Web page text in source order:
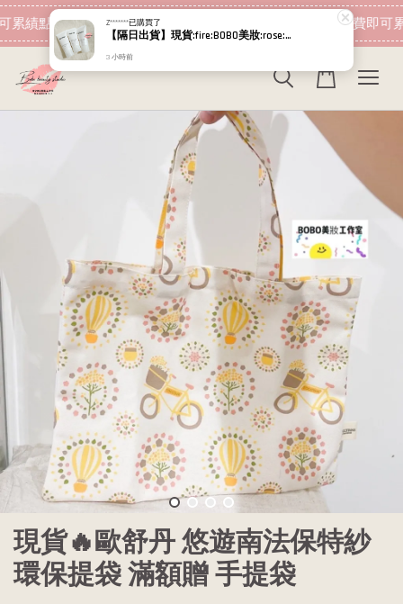
績點數 下筆消費即可折抵 加入會員 消費即可
現貨🔥歐舒丹 悠遊南法保特紗
環保提袋 滿額贈 手提袋
Z*******已購買了
【隔日出貨】現貨:fire:BOBO美妝:rose:專櫃貨 效期2029.03 Relove 金盞花萃取弱酸私密潔淨凝露30ml
3 小時前